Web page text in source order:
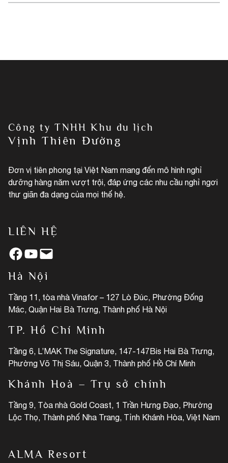
Công ty TNHH Khu du lịch
Vịnh Thiên Đường
Đơn vị tiên phong tại Việt Nam mang đến mô hình nghỉ
dưỡng hàng năm vượt trội, đáp ứng các nhu cầu nghỉ ngơi
thư giãn đa dạng của mọi thế hệ.
LIÊN HỆ
Facebook YouTube Mail
Hà Nội
Tầng 11, tòa nhà Vinafor – 127 Lò Đúc, Phường Đống
Mác, Quận Hai Bà Trưng, Thành phố Hà Nội
TP. Hồ Chí Minh
Tầng 6, L’MAK The Signature, 147-147Bis Hai Bà Trưng,
Phường Võ Thị Sáu, Quận 3, Thành phố Hồ Chí Minh
Khánh Hoà – Trụ sở chính
Tầng 9, Tòa nhà Gold Coast, 1 Trần Hưng Đạo, Phường
Lộc Thọ, Thành phố Nha Trang, Tỉnh Khánh Hòa, Việt Nam
ALMA Resort